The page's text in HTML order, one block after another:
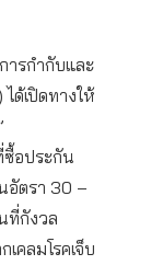
รกำกับและ
ด้เปิดทางให้
ซื้อประกัน
อัตรา 30 –
ที่กังวล
คลมโรคเจ็บ